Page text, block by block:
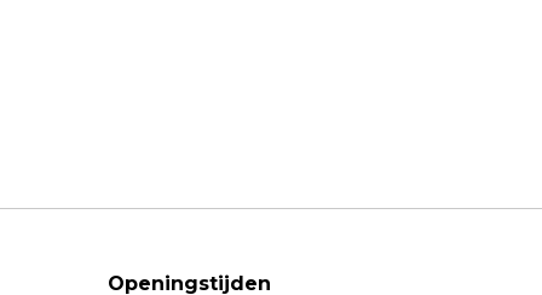
Openingstijden